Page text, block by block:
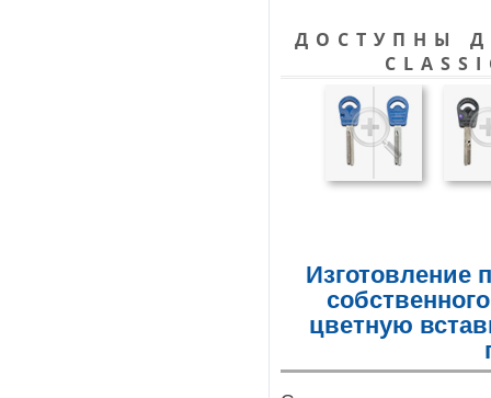
ДОСТУПНЫ
Изготовление
цветную